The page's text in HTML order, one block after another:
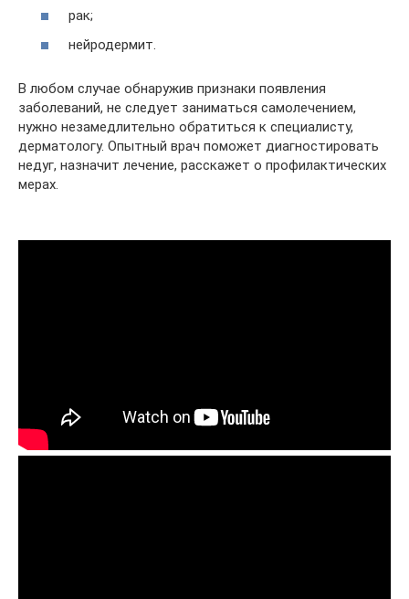
рак;
нейродермит.
В любом случае обнаружив признаки появления
заболеваний, не следует заниматься самолечением,
нужно незамедлительно обратиться к специалисту,
дерматологу. Опытный врач поможет диагностировать
недуг, назначит лечение, расскажет о профилактических
мерах.